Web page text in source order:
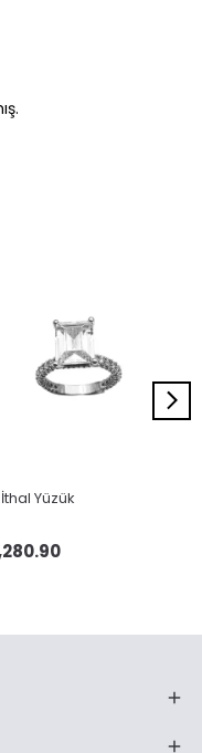
Yüzük